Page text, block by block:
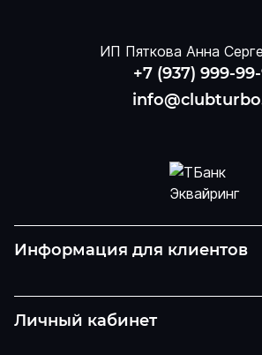
ИП Пяткова Анна
+7 (937) 999-
Информация для клиентов
Личный кабинет